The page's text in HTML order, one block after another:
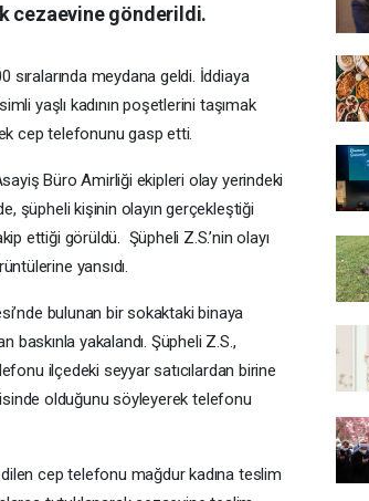
cezaevine gönderildi.
sıralarında meydana geldi. İddiaya
yaşlı kadının poşetlerini taşımak
cep telefonunu gasp etti.
Büro Amirliği ekipleri olay yerindeki
şüpheli kişinin olayın gerçekleştiği
ettiği görüldü. Şüpheli Z.S.’nin olayı
yansıdı.
bulunan bir sokaktaki binaya
yakalandı. Şüpheli Z.S.,
ilçedeki seyyar satıcılardan birine
olduğunu söyleyerek telefonu
cep telefonu mağdur kadına teslim